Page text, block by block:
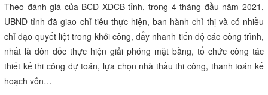
Theo đánh giá của BCĐ XDCB tỉnh, trong 4 tháng đầu năm 2021,
UBND tỉnh đã giao chỉ tiêu thực hiện, ban hành chỉ thị và có nhiều
chỉ đạo quyết liệt trong khởi công, đẩy nhanh tiến độ các công trình,
nhất là đôn đốc thực hiện giải phóng mặt bằng, tổ chức công tác
thiết kế thi công dự toán, lựa chọn nhà thầu thi công, thanh toán kế
hoạch vốn…